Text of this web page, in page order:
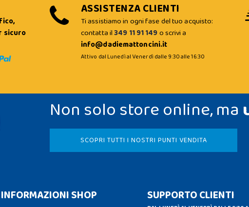
sicuro
ASSISTENZA CLIENTI
Ti assistiamo in ogni fase del tuo acquisto:
contatta il349 11 91 149o scrivi a
info@dadiemattoncini.it
Attivo dal Lunedì al Venerdì dalle 9:30 alle 16:30
Non solo store online, ma
SCOPRI TUTTI I NOSTRI PUNTI VENDITA
INFORMAZIONI SHOP SUPPORTO CLIENTI